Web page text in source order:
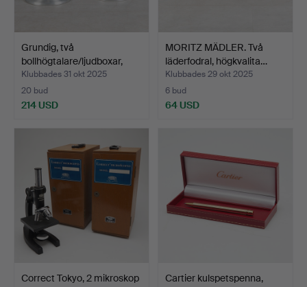
Grundig, två
bollhögtalare/ljudboxar,
mode…
Klubbades 31 okt 2025
20 bud
214 USD
MORITZ MÄDLER. Två
läderfodral, högkvalita…
Klubbades 29 okt 2025
6 bud
64 USD
Correct Tokyo, 2 mikroskop
Cartier kulspetspenna,